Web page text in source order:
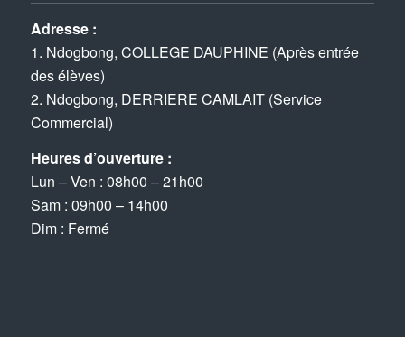
Adresse :
1. Ndogbong, COLLEGE DAUPHINE (Après entrée
des élèves)
2. Ndogbong, DERRIERE CAMLAIT (Service
Commercial)
Heures d’ouverture :
Lun – Ven : 08h00 – 21h00
Sam : 09h00 – 14h00
Dim : Fermé